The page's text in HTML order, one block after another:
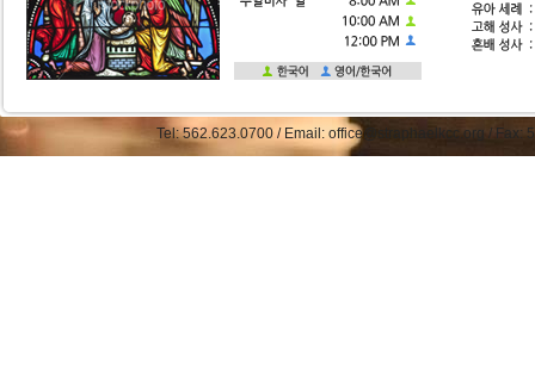
Tel: 562.623.0700 / Email: office@straphaelkcc.org /